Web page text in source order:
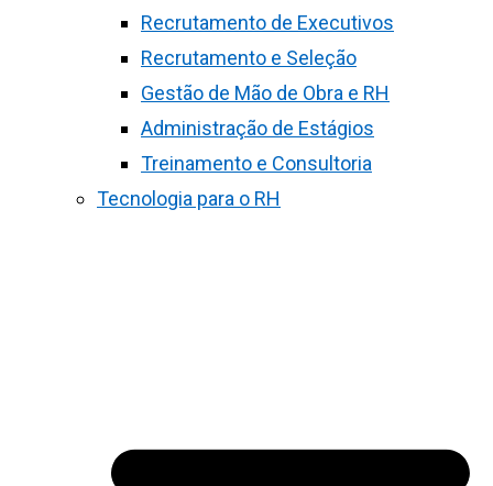
Recrutamento de Executivos
Recrutamento e Seleção
Gestão de Mão de Obra e RH
Administração de Estágios
Treinamento e Consultoria
Tecnologia para o RH